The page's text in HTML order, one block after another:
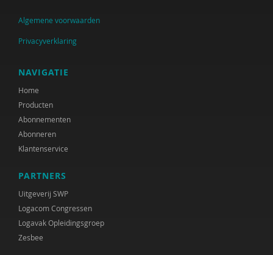
Algemene voorwaarden
Privacyverklaring
NAVIGATIE
Home
Producten
Abonnementen
Abonneren
Klantenservice
PARTNERS
Uitgeverij SWP
Logacom Congressen
Logavak Opleidingsgroep
Zesbee